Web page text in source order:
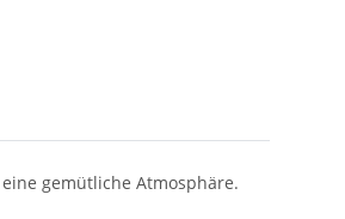
gemütliche Atmosphäre.